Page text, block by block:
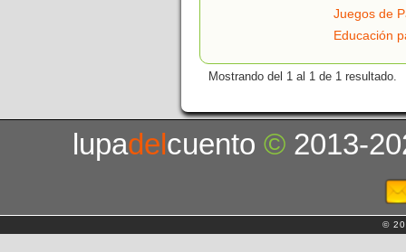
Juegos de
Educación
Mostrando del 1 al 1 de 1 resultado.
lupadelcuento© 2013-
©